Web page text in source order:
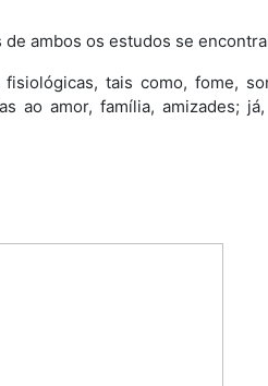
ambos os estudos se
tais como, fome,
ao amor, família, amizades;